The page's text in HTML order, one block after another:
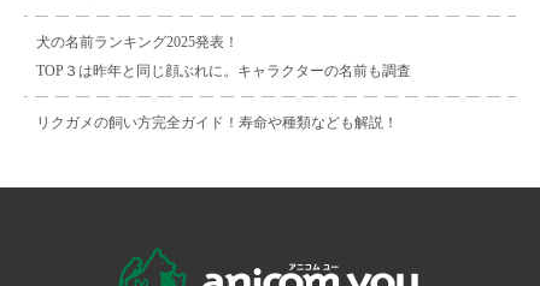
犬の名前ランキング2025発表！
TOP３は昨年と同じ顔ぶれに。キャラクターの名前も調査
リクガメの飼い方完全ガイド！寿命や種類なども解説！